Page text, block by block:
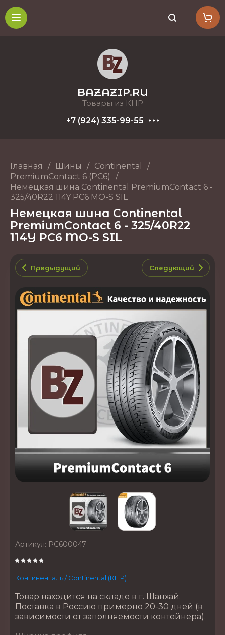
BAZAZIP.RU
Товары из КНР
+7 (924) 335-99-55
Главная / Шины / Continental
/
PremiumContact 6 (PC6)
/
Немецкая шина Continental PremiumContact 6 -
325/40R22 114Y PC6 MO-S SIL
Немецкая шина Continental
PremiumContact 6 - 325/40R22
114Y PC6 MO-S SIL
Предыдущий Следующий
Артикул: PC600047
Континенталь / Continental (КНР)
Товар находится на складе в г. Шанхай.
Поставка в Россию примерно 20-30 дней (в
зависимости от заполняемости контейнера).